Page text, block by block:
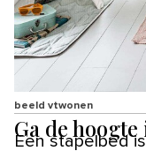
beeld vtwonen
Ga de hoogte
Een stapelbed